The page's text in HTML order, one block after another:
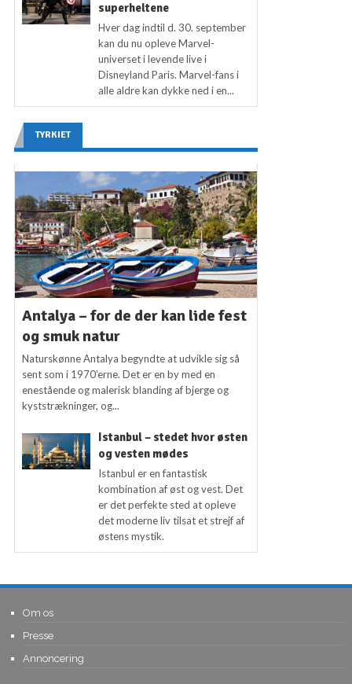
superheltene
Hver dag indtil d. 30. september
kan du nu opleve Marvel-
universet i levende live i
Disneyland Paris. Marvel-fans i
alle aldre kan dykke ned i en...
TYRKIET
Antalya – for de der kan lide fest
og smuk natur
Naturskønne Antalya begyndte at udvikle sig så
sent som i 1970’erne. Det er en by med en
enestående og malerisk blanding af bjerge og
kyststrækninger, og...
Istanbul – stedet hvor østen
og vesten mødes
Istanbul er en fantastisk
kombination af øst og vest. Det
er det perfekte sted at opleve
det moderne liv tilsat et strejf af
østens mystik.
Om os
Presse
Annoncering